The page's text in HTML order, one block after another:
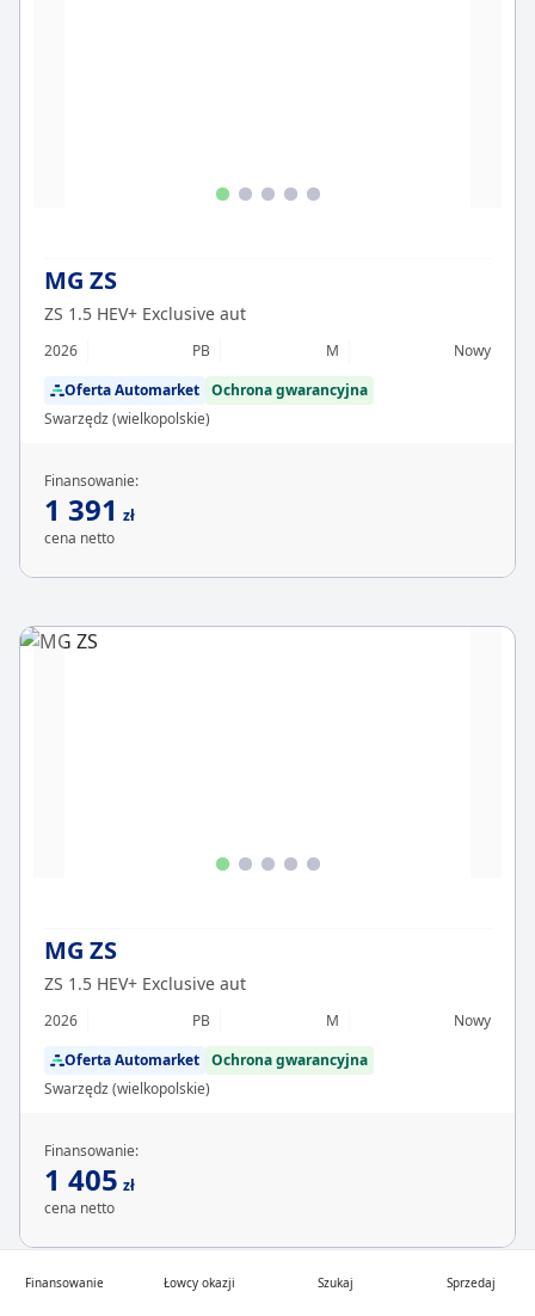
MG ZS
ZS 1.5 HEV+ Exclusive aut
2026 PB M
Nowy
Oferta Automarket Ochrona gwarancyjna
Swarzędz (wielkopolskie)
Finansowanie:
1 391 zł
cena netto
MG ZS
ZS 1.5 HEV+ Exclusive aut
2026 PB M
Nowy
Oferta Automarket Ochrona gwarancyjna
Swarzędz (wielkopolskie)
Finansowanie:
1 405 zł
cena netto
Finansowanie Łowcy okazji Szukaj Sprzedaj